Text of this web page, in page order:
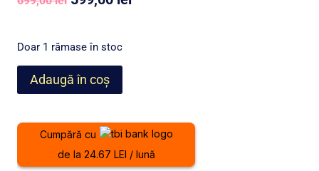
clientului
a
fost:
699,00 lei.
Doar 1 rămase în stoc
Cantitate
Cercei
din
verde
Adaugă în coș
Cumpără cu
de la 24.67 LEI / lună